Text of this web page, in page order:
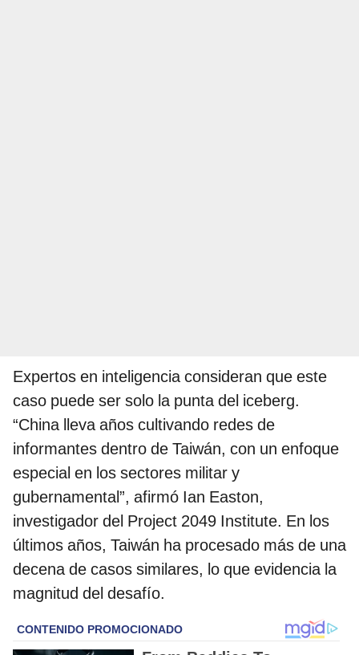
Expertos en inteligencia consideran que este
caso puede ser solo la punta del iceberg.
“China lleva años cultivando redes de
informantes dentro de Taiwán, con un enfoque
especial en los sectores militar y
gubernamental”, afirmó Ian Easton,
investigador del Project 2049 Institute. En los
últimos años, Taiwán ha procesado más de una
decena de casos similares, lo que evidencia la
magnitud del desafío.